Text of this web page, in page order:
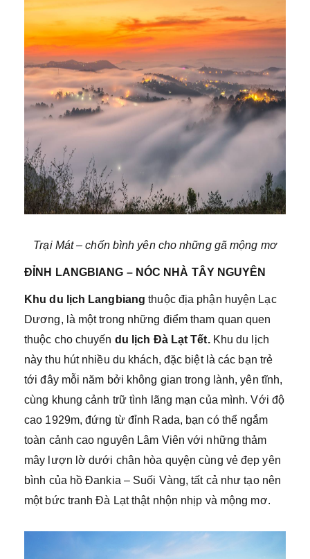
Trại Mát – chốn bình yên cho những gã mộng mơ
ĐỈNH LANGBIANG – NÓC NHÀ TÂY NGUYÊN
Khu du lịch Langbiang thuộc địa phận huyện Lạc
Dương, là một trong những điểm tham quan quen
thuộc cho chuyến du lịch Đà Lạt Tết. Khu du lịch
này thu hút nhiều du khách, đặc biệt là các bạn trẻ
tới đây mỗi năm bởi không gian trong lành, yên tĩnh,
cùng khung cảnh trữ tình lãng mạn của mình. Với độ
cao 1929m, đứng từ đỉnh Rada, bạn có thể ngắm
toàn cảnh cao nguyên Lâm Viên với những thảm
mây lượn lờ dưới chân hòa quyện cùng vẻ đẹp yên
bình của hồ Đankia – Suối Vàng, tất cả như tạo nên
một bức tranh Đà Lạt thật nhộn nhịp và mộng mơ.